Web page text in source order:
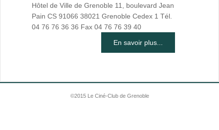
Hôtel de Ville de Grenoble 11, boulevard Jean
Pain CS 91066 38021 Grenoble Cedex 1 Tél.
04 76 76 36 36 Fax 04 76 76 39 40
En savoir plus...
©2015 Le Ciné-Club de Grenoble